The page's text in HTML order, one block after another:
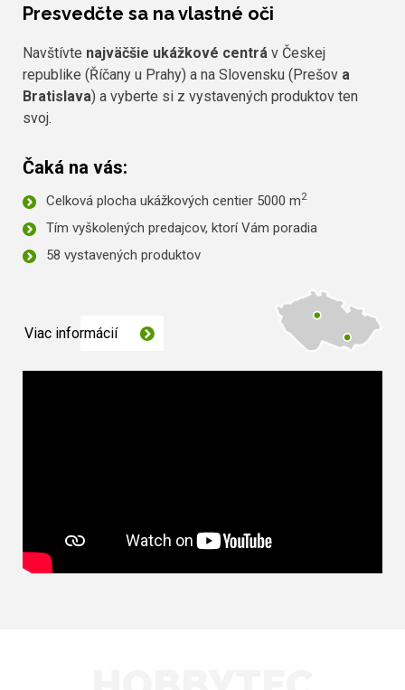
Presvedčte sa na vlastné oči
Navštívte najväčšie ukážkové centrá v Českej
republike (Říčany u Prahy) a na Slovensku (Prešov a
Bratislava) a vyberte si z vystavených produktov ten
svoj.
Čaká na vás:
Celková plocha ukážkových centier 5000 m2
Tím vyškolených predajcov, ktorí Vám poradia
58 vystavených produktov
Viac informácií